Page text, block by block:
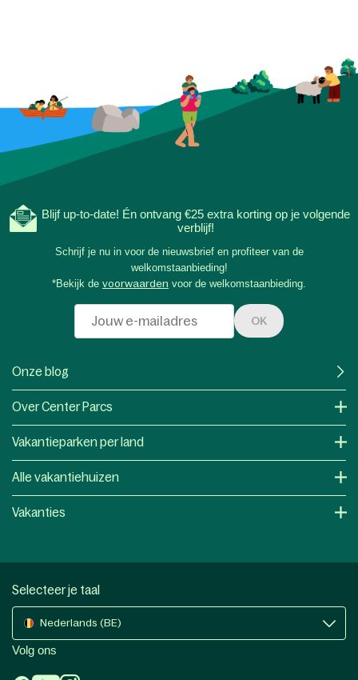
Blijf up-to-date! Én ontvang €25 extra korting op je volgende
verblijf!
Schrijf je nu in voor de nieuwsbrief en profiteer van de
welkomstaanbieding!
*Bekijk de voorwaarden voor de welkomstaanbieding.
OK
Onze blog
Over Center Parcs
Vakantieparken per land
Alle vakantiehuizen
Vakanties
Selecteer je taal
Nederlands (BE)
Volg ons